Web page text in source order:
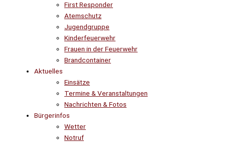
First Responder
Atemschutz
Jugendgruppe
Kinderfeuerwehr
Frauen in der Feuerwehr
Brandcontainer
Aktuelles
Einsätze
Termine & Veranstaltungen
Nachrichten & Fotos
Bürgerinfos
Wetter
Notruf